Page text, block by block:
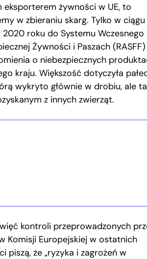
żywności w UE, to
w zbieraniu skarg. Tylko w ciągu
roku do Systemu Wczesnego
Żywności i Paszach (RASFF)
o niebezpiecznych
kraju. Większość dotyczyła
wykryto głównie w drobiu, ale
z innych zwierząt.
kontroli przeprowadzonych
Komisji Europejskiej w ostatnich
piszą, że „ryzyka i zagrożeń w